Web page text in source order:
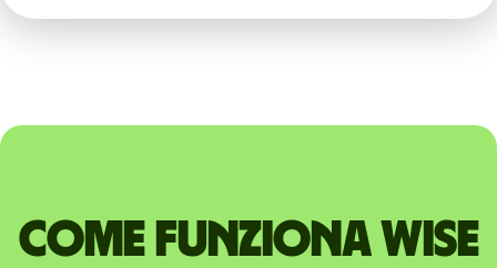
Come funziona Wise